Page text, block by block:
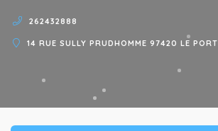
262432888
14 RUE SULLY PRUDHOMME 97420 LE PORT